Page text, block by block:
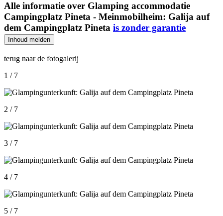
Alle informatie over Glamping accommodatie
Campingplatz Pineta - Meinmobilheim: Galija auf
dem Campingplatz Pineta is zonder garantie
Inhoud melden
terug naar de fotogalerij
1 / 7
2 / 7
3 / 7
4 / 7
5 / 7